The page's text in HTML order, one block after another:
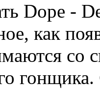
Dope -
как
со